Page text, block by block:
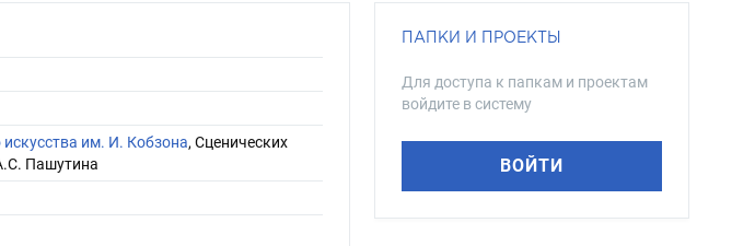
искусства им. И. Кобзона, Сценических
Пашутина
ПАПКИ И ПРОЕКТЫ
Для доступа к папкам и проектам
войдите в систему
ВОЙТИ